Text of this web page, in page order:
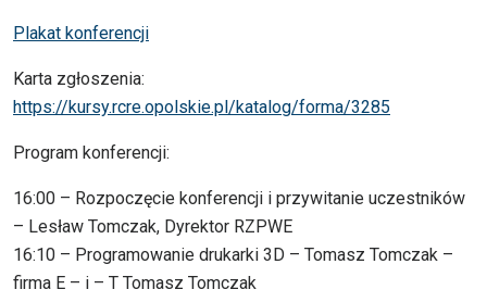
Plakat konferencji
Karta zgłoszenia:
https://kursy.rcre.opolskie.pl/katalog/forma/3285
Program konferencji:
16:00 – Rozpoczęcie konferencji i przywitanie uczestników
– Lesław Tomczak, Dyrektor RZPWE
16:10 – Programowanie drukarki 3D – Tomasz Tomczak –
firma E – i – T Tomasz Tomczak